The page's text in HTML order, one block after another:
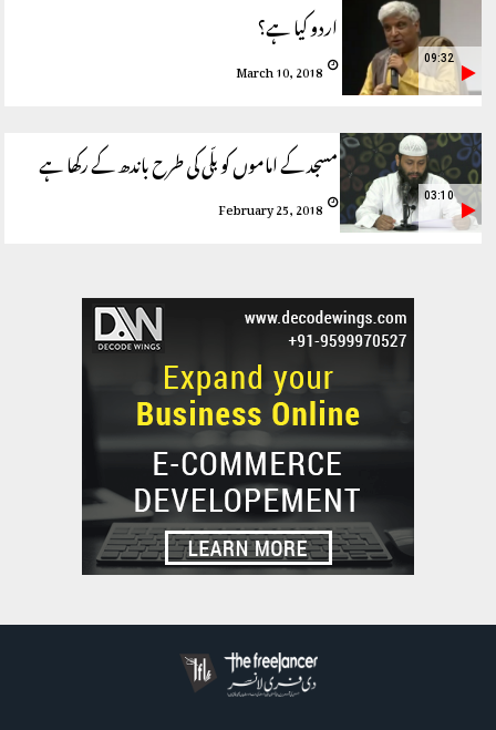
اردو کیا ہے؟
March 10, 2018 09:32
مسجد کے اماموں کو بلّی کی طرح باندھ کے رکھا ہے
February 25, 2018 03:10